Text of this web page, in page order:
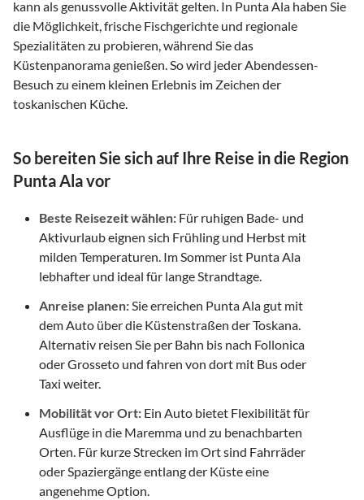
kann als genussvolle Aktivität gelten. In Punta Ala haben Sie
die Möglichkeit, frische Fischgerichte und regionale
Spezialitäten zu probieren, während Sie das
Küstenpanorama genießen. So wird jeder Abendessen-
Besuch zu einem kleinen Erlebnis im Zeichen der
toskanischen Küche.
So bereiten Sie sich auf Ihre Reise in die Region
Punta Ala vor
Beste Reisezeit wählen: Für ruhigen Bade- und
Aktivurlaub eignen sich Frühling und Herbst mit
milden Temperaturen. Im Sommer ist Punta Ala
lebhafter und ideal für lange Strandtage.
Anreise planen:Sie erreichen Punta Ala gut mit
dem Auto über die Küstenstraßen der Toskana.
Alternativ reisen Sie per Bahn bis nach Follonica
oder Grosseto und fahren von dort mit Bus oder
Taxi weiter.
Mobilität vor Ort: Ein Auto bietet Flexibilität für
Ausflüge in die Maremma und zu benachbarten
Orten. Für kurze Strecken im Ort sind Fahrräder
oder Spaziergänge entlang der Küste eine
angenehme Option.